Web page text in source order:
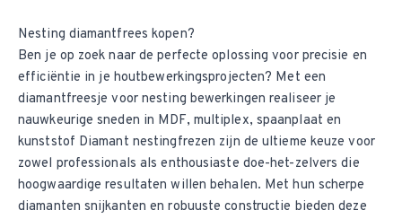
Nesting diamantfrees kopen?
Ben je op zoek naar de perfecte oplossing voor precisie en
efficiëntie in je houtbewerkingsprojecten? Met een
diamantfreesje voor nesting bewerkingen realiseer je
nauwkeurige sneden in MDF, multiplex, spaanplaat en
kunststof Diamant nestingfrezen zijn de ultieme keuze voor
zowel professionals als enthousiaste doe-het-zelvers die
hoogwaardige resultaten willen behalen. Met hun scherpe
diamanten snijkanten en robuuste constructie bieden deze